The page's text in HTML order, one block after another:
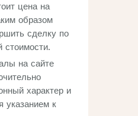
цена на
образом
сделку по
стоимости.
на сайте
характер и
указанием к